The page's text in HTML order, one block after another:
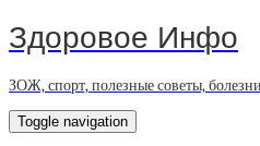
Здоровое Инфо
ЗОЖ, спорт, полезные советы,
Toggle navigation